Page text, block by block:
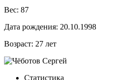
Вес: 87
Дата рождения: 20.10.1998
Возраст: 27 лет
Статистика